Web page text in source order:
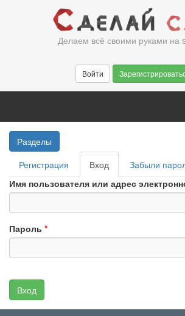
Делаем всё своими руками на
Войти
Разделы
Главные
вкладки
Регистрация Вход (активная
вкладка)
Забыли
Имя пользователя или адрес
Пароль *
Вход